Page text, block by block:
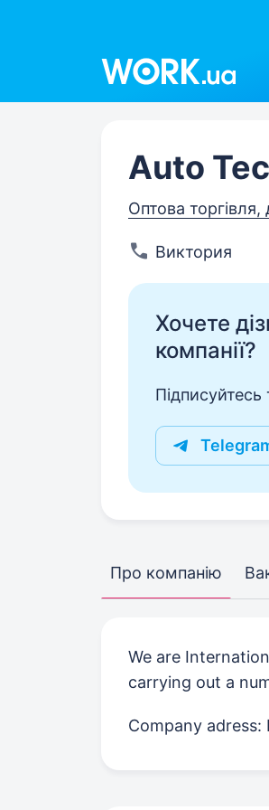
Auto
Оптова торгівля,
Виктория
Хочете
компанії?
Підписуйтесь
Про компанію
We are
carrying out a
Company adress: